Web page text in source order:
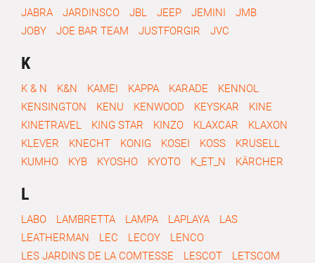
JABRA JARDINSCO JBL JEEP JEMINI
JMB
JOBY
JOE BAR TEAM JUSTFORGIR JVC
K
K & N K&N KAMEI KAPPA KARADE
KENNOL
KENSINGTON
KENU KENWOOD KEYSKAR
KINE
KINETRAVEL
KING STAR KINZO KLAXCAR
KLAXON
KLEVER
KNECHT KONIG KOSEI KOSS
KRUSELL
KUMHO
KYB KYOSHO KYOTO K_ET_N KÄRCHER
L
LABO LAMBRETTA LAMPA LAPLAYA
LAS
LEATHERMAN
LEC LECOY
LENCO
LES JARDINS DE LA COMTESSE
LESCOT
LETSCOM